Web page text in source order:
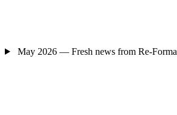
May 2026 — Fresh news from Re-Forma